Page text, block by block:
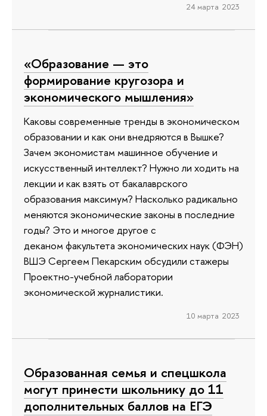
24 марта 2023
«Образование — это
формирование кругозора и
экономического мышления»
Каковы современные тренды в экономическом
образовании и как они внедряются в Вышке?
Зачем экономистам машинное обучение и
искусственный интеллект? Нужно ли ходить на
лекции и как взять от бакалаврского
образования максимум? Насколько радикально
меняются экономические законы в последние
годы? Это и многое другое с
деканом факультета экономических наук (ФЭН)
ВШЭ Сергеем Пекарским обсудили стажеры
Проектно-учебной лаборатории
экономической журналистики.
10 марта 2023
Образованная семья и спецшкола
могут принести школьнику до 11
дополнительных баллов на ЕГЭ